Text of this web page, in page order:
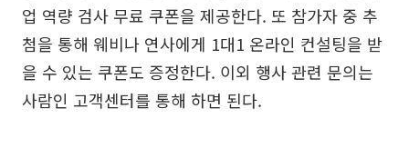
업 역량 검사 무료 쿠폰을 제공한다. 또 참가자 중 추
첨을 통해 웨비나 연사에게 1대1 온라인 컨설팅을 받
을 수 있는 쿠폰도 증정한다. 이외 행사 관련 문의는
사람인 고객센터를 통해 하면 된다.